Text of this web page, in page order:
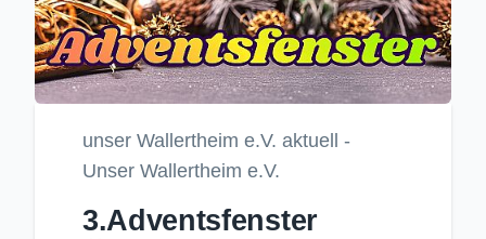
unser Wallertheim e.V. aktuell -
Unser Wallertheim e.V.
3.Adventsfenster